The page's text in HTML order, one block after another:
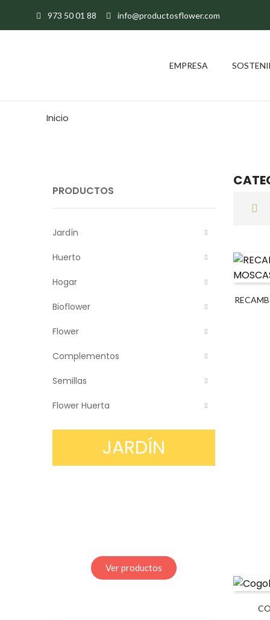
973 50 01 88 info@productosflower.com
EMPRESA
Inicio
PRODUCTOS
Jardín
Huerto
Hogar
Bioflower
Flower
Complementos
Semillas
Flower Huerta
JARDÍN
Ver productos